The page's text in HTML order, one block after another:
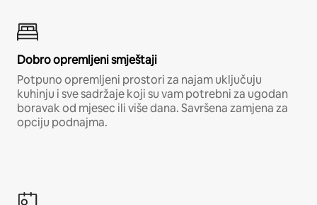
Dobro opremljeni smještaji
Potpuno opremljeni prostori za najam uključuju
kuhinju i sve sadržaje koji su vam potrebni za ugodan
boravak od mjesec ili više dana. Savršena zamjena za
opciju podnajma.